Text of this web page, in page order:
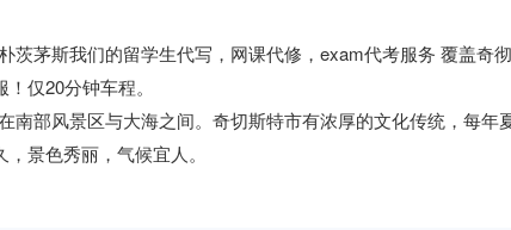
茨茅斯我们的留学生代写，网课代修，exam代考服务 覆盖奇
仅20分钟车程。
部风景区与大海之间。奇切斯特市有浓厚的文化传统，每年
景色秀丽，气候宜人。